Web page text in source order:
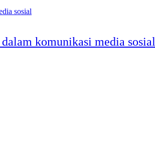
komunikasi media sosial